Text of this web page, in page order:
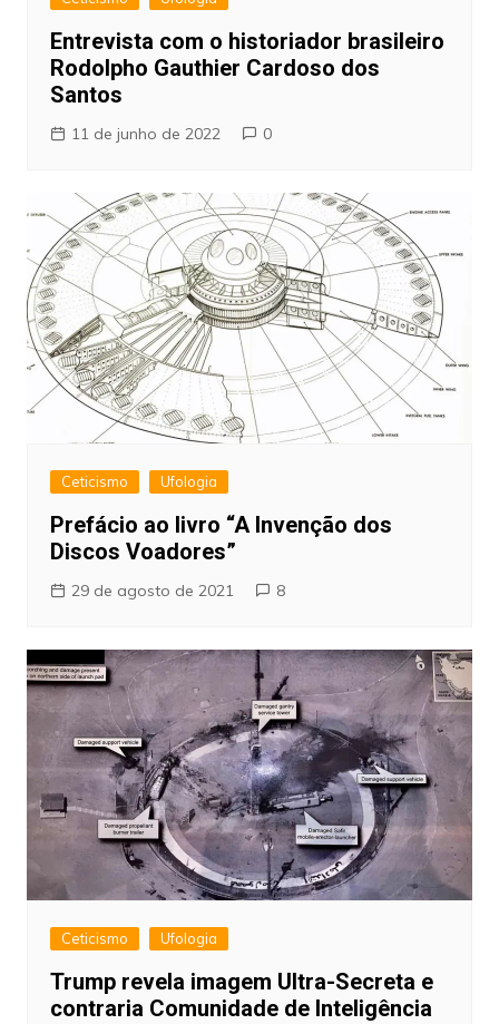
Entrevista com o historiador brasileiro
Rodolpho Gauthier Cardoso dos
Santos
11 de junho de 2022 0
Ceticismo Ufologia
Prefácio ao livro “A Invenção dos
Discos Voadores”
29 de agosto de 2021 8
Ceticismo Ufologia
Trump revela imagem Ultra-Secreta e
contraria Comunidade de Inteligência